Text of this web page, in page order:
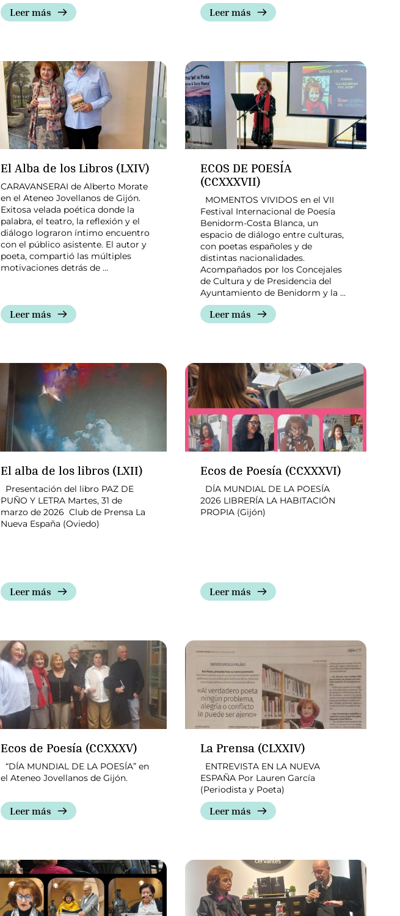
Leer más Leer más
El Alba de los Libros (LXIV)
CARAVANSERAI de Alberto Morate
en el Ateneo Jovellanos de Gijón.
Exitosa velada poética donde la
palabra, el teatro, la reflexión y el
diálogo lograron íntimo encuentro
con el público asistente. El autor y
poeta, compartió las múltiples
motivaciones detrás de …
Leer más
ECOS DE POESÍA
(CCXXXVII)
MOMENTOS VIVIDOS en el VII
Festival Internacional de Poesía
Benidorm-Costa Blanca, un
espacio de diálogo entre culturas,
con poetas españoles y de
distintas nacionalidades.
Acompañados por los Concejales
de Cultura y de Presidencia del
Ayuntamiento de Benidorm y la …
Leer más
El alba de los libros (LXII)
Presentación del libro PAZ DE
PUÑO Y LETRA Martes, 31 de
marzo de 2026 Club de Prensa La
Nueva España (Oviedo)
Leer más
Ecos de Poesía (CCXXXVI)
DÍA MUNDIAL DE LA POESÍA
2026 LIBRERÍA LA HABITACIÓN
PROPIA (Gijón)
Leer más
Ecos de Poesía (CCXXXV)
“DÍA MUNDIAL DE LA POESÍA” en
el Ateneo Jovellanos de Gijón.
Leer más
La Prensa (CLXXIV)
ENTREVISTA EN LA NUEVA
ESPAÑA Por Lauren García
(Periodista y Poeta)
Leer más